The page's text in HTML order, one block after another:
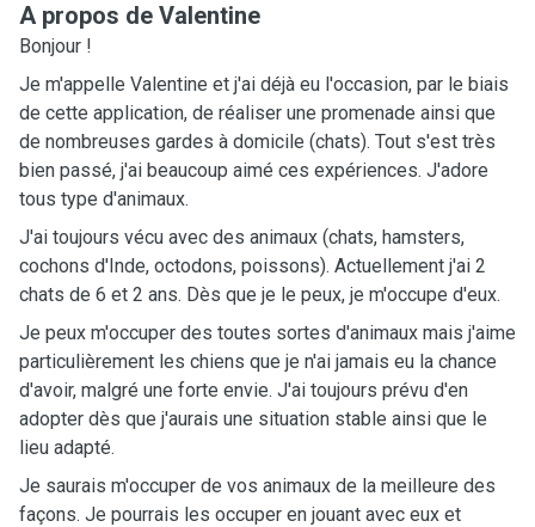
A propos de Valentine
Bonjour !
Je m'appelle Valentine et j'ai déjà eu l'occasion, par le biais
de cette application, de réaliser une promenade ainsi que
de nombreuses gardes à domicile (chats). Tout s'est très
bien passé, j'ai beaucoup aimé ces expériences. J'adore
tous type d'animaux.
J'ai toujours vécu avec des animaux (chats, hamsters,
cochons d'Inde, octodons, poissons). Actuellement j'ai 2
chats de 6 et 2 ans. Dès que je le peux, je m'occupe d'eux.
Je peux m'occuper des toutes sortes d'animaux mais j'aime
particulièrement les chiens que je n'ai jamais eu la chance
d'avoir, malgré une forte envie. J'ai toujours prévu d'en
adopter dès que j'aurais une situation stable ainsi que le
lieu adapté.
Je saurais m'occuper de vos animaux de la meilleure des
façons. Je pourrais les occuper en jouant avec eux et